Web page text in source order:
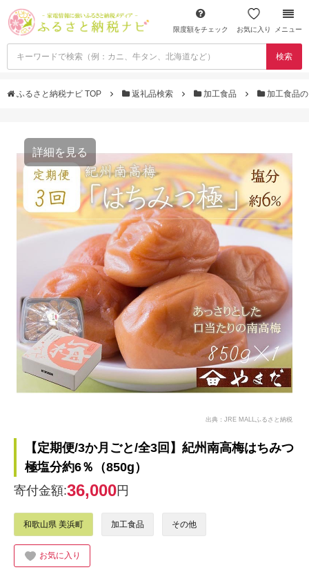
限度額をチェック お気に入り メニュー
検索
ふるさと納税ナビ TOP 返礼品検索 加工食品 加工食品
詳細を見る
出典：JRE MALLふるさと納税
【定期便/3か月ごと/全3回】紀州南高梅はちみつ
極塩分約6％（850g）
寄付金額:36,000円
和歌山県 美浜町 加工食品 その他
お気に入り